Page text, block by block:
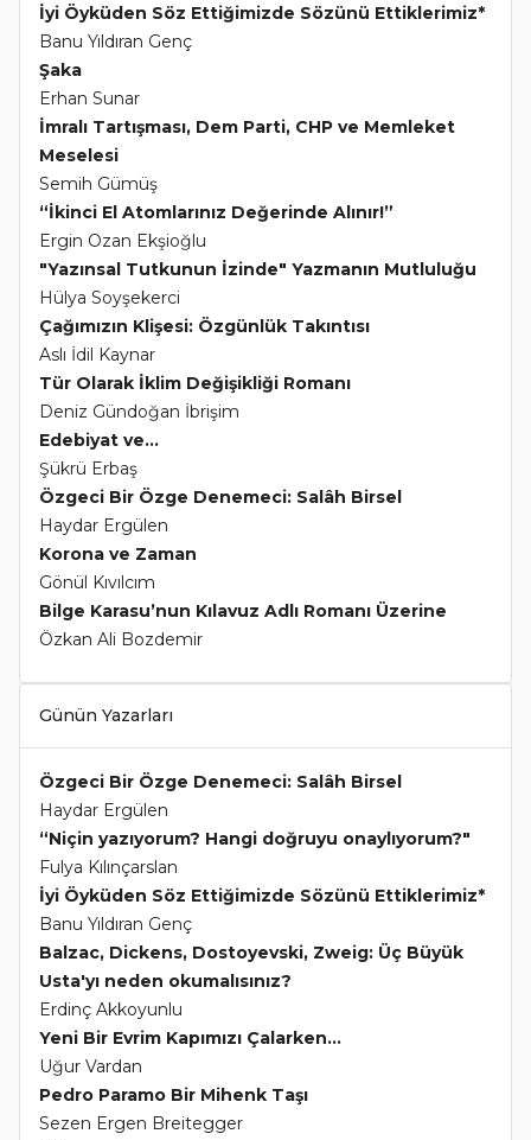
İyi Öyküden Söz Ettiğimizde Sözünü Ettiklerimiz*
Banu Yıldıran Genç
Şaka
Erhan Sunar
İmralı Tartışması, Dem Parti, CHP ve Memleket
Meselesi
Semih Gümüş
“İkinci El Atomlarınız Değerinde Alınır!”
Ergin Ozan Ekşioğlu
"Yazınsal Tutkunun İzinde" Yazmanın Mutluluğu
Hülya Soyşekerci
Çağımızın Klişesi: Özgünlük Takıntısı
Aslı İdil Kaynar
Tür Olarak İklim Değişikliği Romanı
Deniz Gündoğan İbrişim
Edebiyat ve...
Şükrü Erbaş
Özgeci Bir Özge Denemeci: Salâh Birsel
Haydar Ergülen
Korona ve Zaman
Gönül Kıvılcım
Bilge Karasu’nun Kılavuz Adlı Romanı Üzerine
Özkan Ali Bozdemir
Günün Yazarları
Özgeci Bir Özge Denemeci: Salâh Birsel
Haydar Ergülen
“Niçin yazıyorum? Hangi doğruyu onaylıyorum?"
Fulya Kılınçarslan
İyi Öyküden Söz Ettiğimizde Sözünü Ettiklerimiz*
Banu Yıldıran Genç
Balzac, Dickens, Dostoyevski, Zweig: Üç Büyük
Usta'yı neden okumalısınız?
Erdinç Akkoyunlu
Yeni Bir Evrim Kapımızı Çalarken...
Uğur Vardan
Pedro Paramo Bir Mihenk Taşı
Sezen Ergen Breitegger